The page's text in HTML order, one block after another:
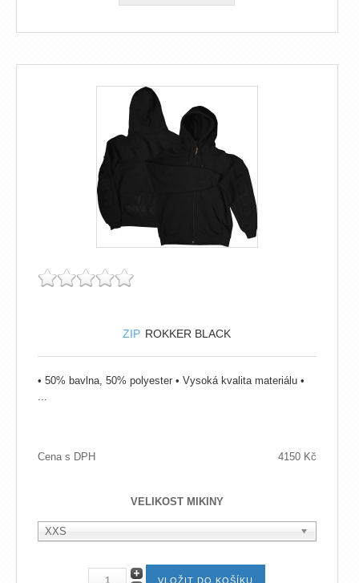
ZIP ROKKER BLACK
• 50% bavlna, 50% polyester • Vysoká kvalita materiálu •
Cena s DPH 4150 Kč
VELIKOST MIKINY
XXS